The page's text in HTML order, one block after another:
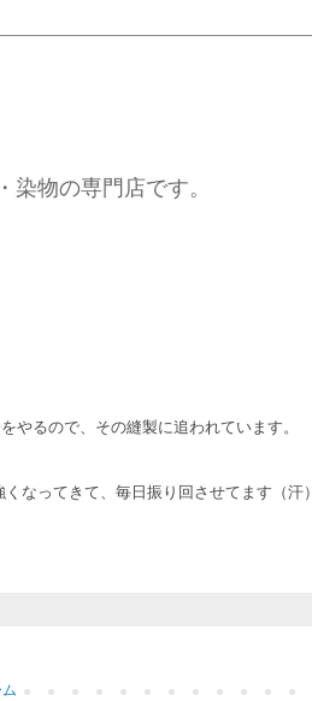
物の専門店です。
やるので、その縫製に追われています。
なってきて、毎日振り回させてます（汗）